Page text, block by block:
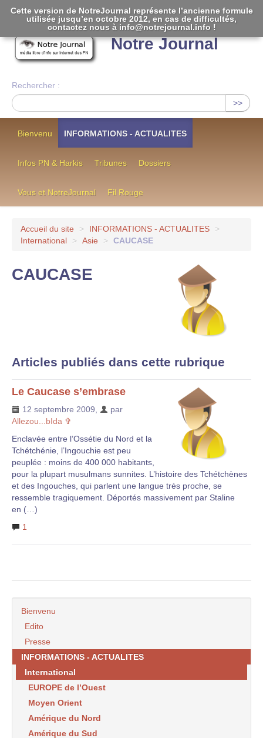
Notre Journal
Rechercher :
>>
Bienvenu INFORMATIONS - ACTUALITES
Infos PN & Harkis Tribunes Dossiers
Vous et NotreJournal Fil Rouge
Accueil du site > INFORMATIONS - ACTUALITES
>
International
> Asie > CAUCASE
CAUCASE
Articles publiés dans cette rubrique
Le Caucase s’embrase
12 septembre 2009
par
Allezou...bIda ✞
Enclavée entre l’Ossétie du Nord et la
Tchétchénie, l’Ingouchie est peu
peuplée : moins de 400 000 habitants,
pour la plupart musulmans sunnites. L’histoire des Tchétchènes
et des Ingouches, qui parlent une langue très proche, se
ressemble tragiquement. Déportés massivement par Staline
en (…)
1
Bienvenu
Edito
Presse
INFORMATIONS - ACTUALITES
International
EUROPE de l’Ouest
Moyen Orient
Amérique du Nord
Amérique du Sud
Cette version de NotreJournal représente l’ancienne formule
utilisée jusqu’en octobre 2012, en cas de difficultés,
contactez nous à info@notrejournal.info !